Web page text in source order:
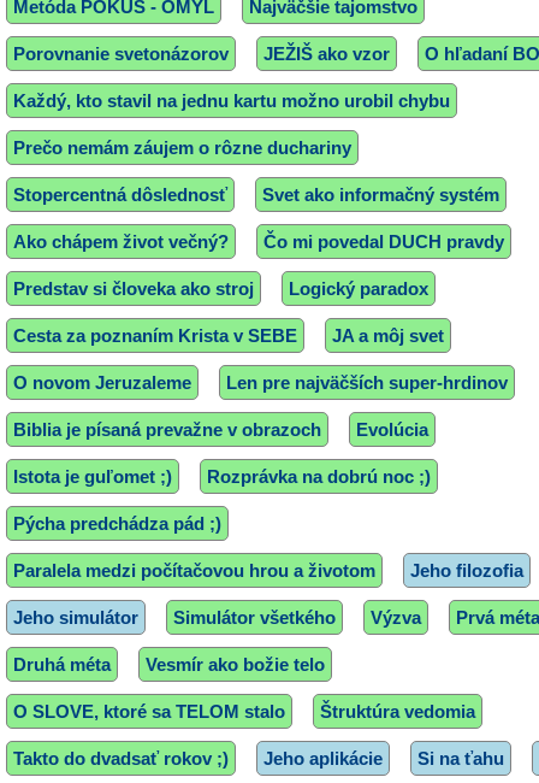
Metóda POKUS - OMYL Najväčšie tajomstvo
Porovnanie svetonázorov JEŽIŠ ako vzor O hľadaní
Každý, kto stavil na jednu kartu možno urobil chybu
Prečo nemám záujem o rôzne duchariny
Stopercentná dôslednosť Svet ako informačný systém
Ako chápem život večný? Čo mi povedal DUCH pravdy
Predstav si človeka ako stroj Logický paradox
Cesta za poznaním Krista v SEBE JA a môj svet
O novom Jeruzaleme Len pre najväčších super-hrdinov
Biblia je písaná prevažne v obrazoch Evolúcia
Istota je guľomet ;) Rozprávka na dobrú noc ;)
Pýcha predchádza pád ;)
Paralela medzi počítačovou hrou a životom Jeho filozofia
Jeho simulátor Simulátor všetkého Výzva Prvá méta
Druhá méta Vesmír ako božie telo
O SLOVE, ktoré sa TELOM stalo Štruktúra vedomia
Takto do dvadsať rokov ;) Jeho aplikácie Si na ťahu